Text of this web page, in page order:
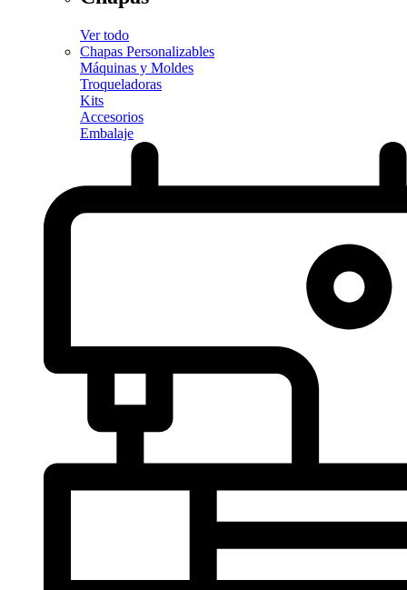
Ver todo
Chapas Personalizables
Máquinas y Moldes
Troqueladoras
Kits
Accesorios
Embalaje